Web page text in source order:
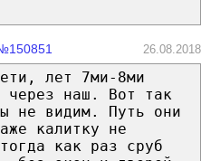
26.08.2018
лет 7ми-8ми
через наш. Вот так
не видим. Путь они
калитку не
как раз сруб